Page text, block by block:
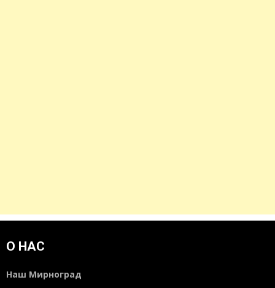
О НАС
Наш Мирноград